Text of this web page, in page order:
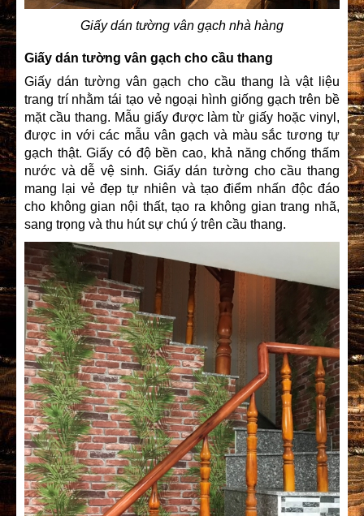
Giấy dán tường vân gạch nhà hàng
Giấy dán tường vân gạch cho cầu thang
Giấy dán tường vân gạch cho cầu thang là vật liệu
trang trí nhằm tái tạo vẻ ngoại hình giống gạch trên bề
mặt cầu thang. Mẫu giấy được làm từ giấy hoặc vinyl,
được in với các mẫu vân gạch và màu sắc tương tự
gạch thật. Giấy có độ bền cao, khả năng chống thấm
nước và dễ vệ sinh. Giấy dán tường cho cầu thang
mang lại vẻ đẹp tự nhiên và tạo điểm nhấn độc đáo
cho không gian nội thất, tạo ra không gian trang nhã,
sang trọng và thu hút sự chú ý trên cầu thang.